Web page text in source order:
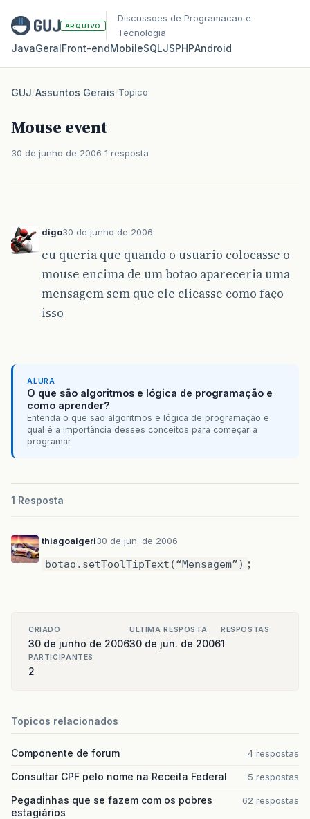
ARQUIVO
Discussoes de Programacao e
Tecnologia
JavaGeralFront‑endMobileSQLJSPHPAndroid
GUJ/Assuntos Gerais/Topico
Mouse event
30 de junho de 2006 1 resposta
digo30 de junho de 2006
eu queria que quando o usuario colocasse o
mouse encima de um botao apareceria uma
mensagem sem que ele clicasse como faço
isso
ALURA
O que são algoritmos e lógica de programação e
como aprender?
Entenda o que são algoritmos e lógica de programação e
qual é a importância desses conceitos para começar a
programar
1 Resposta
thiagoalgeri30 de jun. de 2006
botao.setToolTipText(“Mensagem”) ;
CRIADO
30 de junho de 2006
ULTIMA RESPOSTA
30 de jun. de 2006
RESPOSTAS
1
PARTICIPANTES
2
Topicos relacionados
Componente de forum 4 respostas
Consultar CPF pelo nome na Receita Federal 5 respostas
Pegadinhas que se fazem com os pobres
estagiários
62 respostas